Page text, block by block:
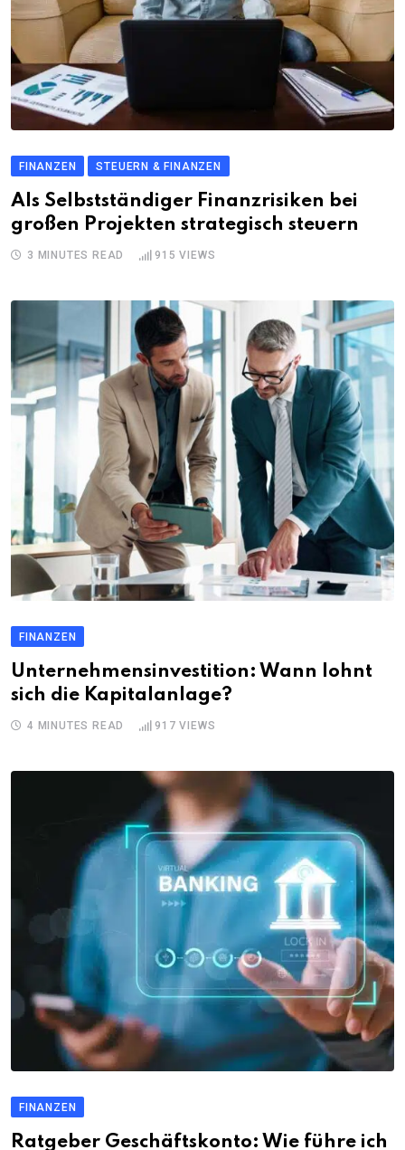
FINANZEN STEUERN & FINANZEN
Als Selbstständiger Finanzrisiken bei
großen Projekten strategisch steuern
3 MINUTES READ 915 VIEWS
FINANZEN
Unternehmensinvestition: Wann lohnt
sich die Kapitalanlage?
4 MINUTES READ 917 VIEWS
FINANZEN
Ratgeber Geschäftskonto: Wie führe ich